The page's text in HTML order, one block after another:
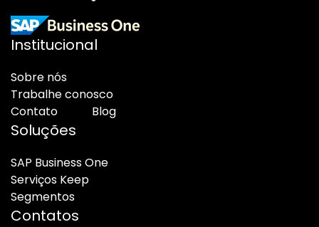
Institucional
Sobre nós
Trabalhe conosco
Contato
Blog
Soluções
SAP Business One
Serviços Keep
Segmentos
Contatos